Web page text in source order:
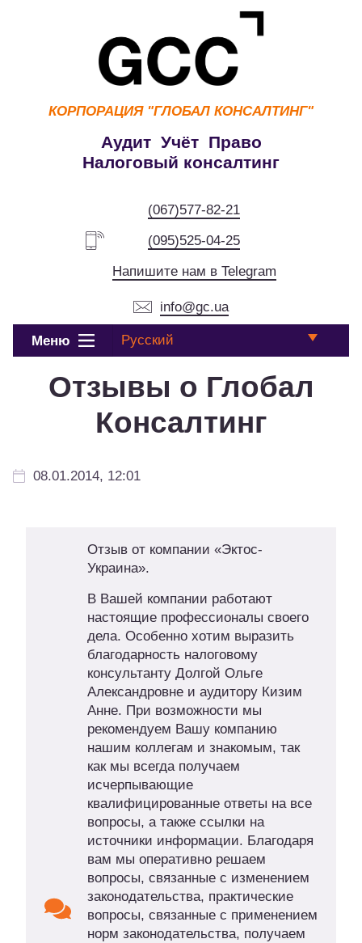
КОРПОРАЦИЯ "ГЛОБАЛ КОНСАЛТИНГ"
Аудит Учёт Право
Налоговый консалтинг
(067)577-82-21
(095)525-04-25
Напишите нам в Telegram
info@gc.ua
Меню Русский
Отзывы о Глобал
Консалтинг
08.01.2014, 12:01
Отзыв от компании «Эктос-
Украина».
В Вашей компании работают
настоящие профессионалы своего
дела. Особенно хотим выразить
благодарность налоговому
консультанту Долгой Ольге
Александровне и аудитору Кизим
Анне. При возможности мы
рекомендуем Вашу компанию
нашим коллегам и знакомым, так
как мы всегда получаем
исчерпывающие
квалифицированные ответы на все
вопросы, а также ссылки на
источники информации. Благодаря
вам мы оперативно решаем
вопросы, связанные с изменением
законодательства, практические
вопросы, связанные с применением
норм законодательства, получаем